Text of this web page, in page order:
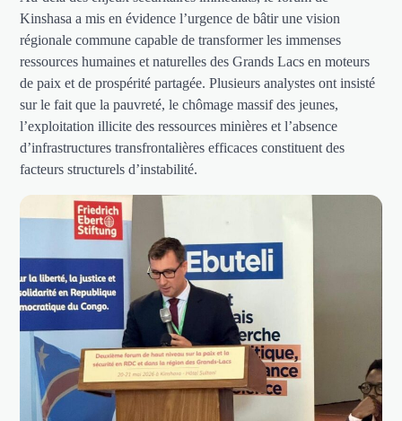
Kinshasa a mis en évidence l’urgence de bâtir une vision
régionale commune capable de transformer les immenses
ressources humaines et naturelles des Grands Lacs en moteurs
de paix et de prospérité partagée. Plusieurs analystes ont insisté
sur le fait que la pauvreté, le chômage massif des jeunes,
l’exploitation illicite des ressources minières et l’absence
d’infrastructures transfrontalières efficaces constituent des
facteurs structurels d’instabilité.